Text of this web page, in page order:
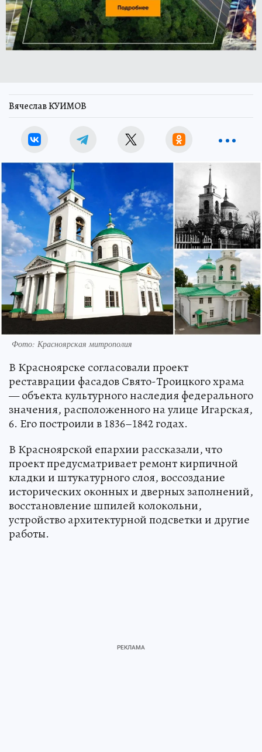
Вячеслав КУИМОВ
Фото: Красноярская митрополия
В Красноярске согласовали проект
реставрации фасадов Свято-Троицкого храма
— объекта культурного наследия федерального
значения, расположенного на улице Игарская,
6. Его построили в 1836–1842 годах.
В Красноярской епархии рассказали, что
проект предусматривает ремонт кирпичной
кладки и штукатурного слоя, воссоздание
исторических оконных и дверных заполнений,
восстановление шпилей колокольни,
устройство архитектурной подсветки и другие
работы.